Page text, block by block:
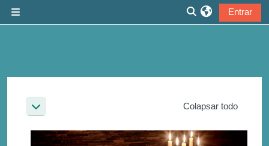
Selector de
Entrar
Colapsar
Colapsar todo